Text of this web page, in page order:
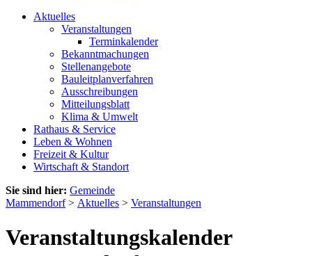
Aktuelles
Veranstaltungen
Terminkalender
Bekanntmachungen
Stellenangebote
Bauleitplanverfahren
Ausschreibungen
Mitteilungsblatt
Klima & Umwelt
Rathaus & Service
Leben & Wohnen
Freizeit & Kultur
Wirtschaft & Standort
Sie sind hier: Gemeinde
Mammendorf> Aktuelles > Veranstaltungen
Veranstaltungskalender